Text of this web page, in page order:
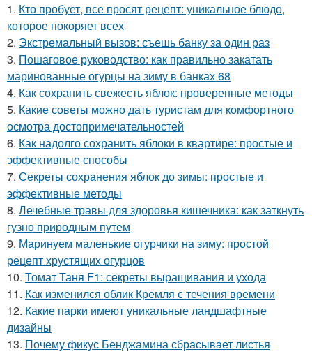
1. Кто пробует, все просят рецепт: уникальное блюдо,
которое покоряет всех
2. Экстремальный вызов: съешь банку за один раз
3. Пошаговое руководство: как правильно закатать
маринованные огурцы на зиму в банках 68
4. Как сохранить свежесть яблок: проверенные методы
5. Какие советы можно дать туристам для комфортного
осмотра достопримечательностей
6. Как надолго сохранить яблоки в квартире: простые и
эффективные способы
7. Секреты сохранения яблок до зимы: простые и
эффективные методы
8. Лечебные травы для здоровья кишечника: как заткнуть
гузно природным путем
9. Маринуем маленькие огурчики на зиму: простой
рецепт хрустящих огурцов
10. Томат Таня F1: секреты выращивания и ухода
11. Как изменился облик Кремля с течения времени
12. Какие парки имеют уникальные ландшафтные
дизайны
13. Почему фикус Бенджамина сбрасывает листья